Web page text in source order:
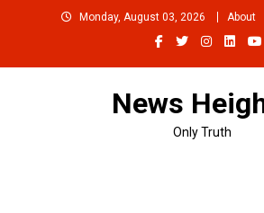
Monday, August 03, 2026 About
News
Only Truth